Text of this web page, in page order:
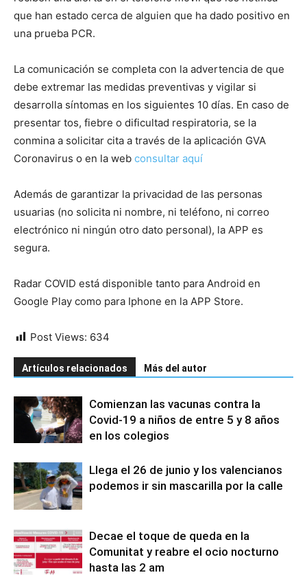
que han estado cerca de alguien que ha dado positivo en
una prueba PCR.
La comunicación se completa con la advertencia de que
debe extremar las medidas preventivas y vigilar si
desarrolla síntomas en los siguientes 10 días. En caso de
presentar tos, fiebre o dificultad respiratoria, se la
conmina a solicitar cita a través de la aplicación GVA
Coronavirus o en la web consultar aquí
Además de garantizar la privacidad de las personas
usuarias (no solicita ni nombre, ni teléfono, ni correo
electrónico ni ningún otro dato personal), la APP es
segura.
Radar COVID está disponible tanto para Android en
Google Play como para Iphone en la APP Store.
Post Views: 634
Artículos relacionados Más del autor
Comienzan las vacunas contra la
Covid-19 a niños de entre 5 y 8 años
en los colegios
Llega el 26 de junio y los valencianos
podemos ir sin mascarilla por la calle
Decae el toque de queda en la
Comunitat y reabre el ocio nocturno
hasta las 2 am